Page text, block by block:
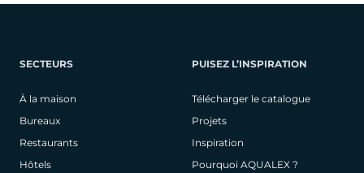
SECTEURS
À la maison
Bureaux
Restaurants
Hôtels
PUISEZ L’INSPIRATION
Télécharger le catalogue
Projets
Inspiration
Pourquoi AQUALEX ?